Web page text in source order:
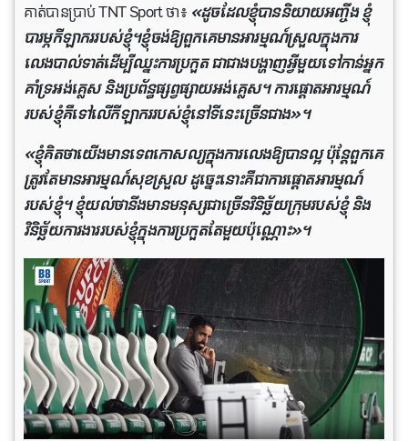
គាត់បានប្រាប់ TNT Sport ថា៖ «ដូចដែលខ្ញុំបាននិយាយអញ្ចឹង ខ្ញុំ
បារម្ភកីឡាកររបស់ខ្ញុំ។ខ្ញុំចង់ឱ្យពួកគេមានអារម្មណ៍ស្រួលក្នុងការ
លេងបាល់ទាត់ដើម្បីឈ្នះការប្រកួត ជាជាងបង្ហាញអ្វីមួយទៅកាន់អ្នក
គាំទ្រអង់គ្លេស និងប្រព័ន្ធផ្សព្វផ្សាយអង់គ្លេស។ ការផ្តោតអារម្មណ៍
របស់ខ្ញុំគឺទៅលើកីឡាកររបស់ខ្ញុំនៅទីនេះច្រើនជាង»។
«ខ្ញុំ​គិត​ថា​យើង​មាន​ទេព​កោសល្យ​ក្នុង​ការ​លេង​ឱ្យ​បាន​ល្អ ប៉ុន្តែ​ពួក​គេ​
ត្រូវ​តែ​មាន​អារម្មណ៍​សុខ​ស្រួល ដូច្នេះ​នោះ​គឺ​ជា​ការ​ផ្តោត​អារម្មណ៍​
របស់​ខ្ញុំ។ ខ្ញុំ​យល់​ថា​នឹង​មាន​មនុស្ស​ជា​ច្រើន​វិនិច្ឆ័យ​ក្រុម​របស់​ខ្ញុំ និង​
វិនិច្ឆ័យ​ការងារ​របស់​ខ្ញុំ​ក្នុង​ការ​ប្រកួត​តែ​មួយ​ប៉ុណ្ណោះ»។